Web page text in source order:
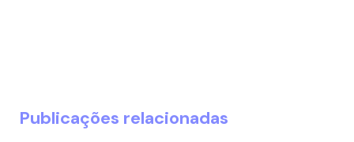
Publicações relacionadas